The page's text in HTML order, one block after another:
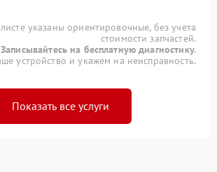
указаны ориентировочные, без учета
стоимости запчастей.
Записывайтесь на бесплатную диагностику.
устройство и укажем на неисправность.
Показать все услуги